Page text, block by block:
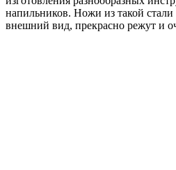
напильников. Ножи из такой
внешний вид, прекрасно режут и